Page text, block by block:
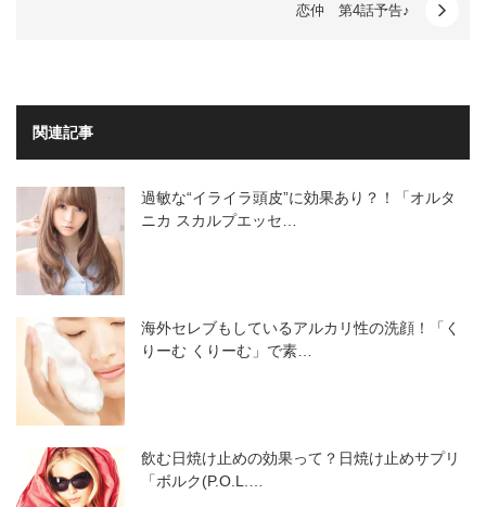
恋仲 第4話予告♪
関連記事
過敏な“イライラ頭皮”に効果あり？！「オルタ
ニカ スカルプエッセ…
海外セレブもしているアルカリ性の洗顔！「く
りーむ くりーむ」で素…
飲む日焼け止めの効果って？日焼け止めサプリ
「ボルク(P.O.L.…